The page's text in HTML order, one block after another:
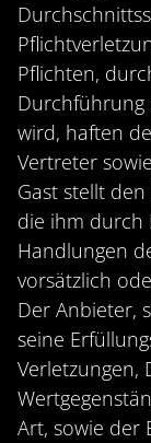
Pflichten,
Durchführung
wird, haften
Vertreter
Gast stellt
die ihm durch
Handlungen
vorsätzlich
Der Anbieter,
seine
Verletzungen,
Art, sowie der